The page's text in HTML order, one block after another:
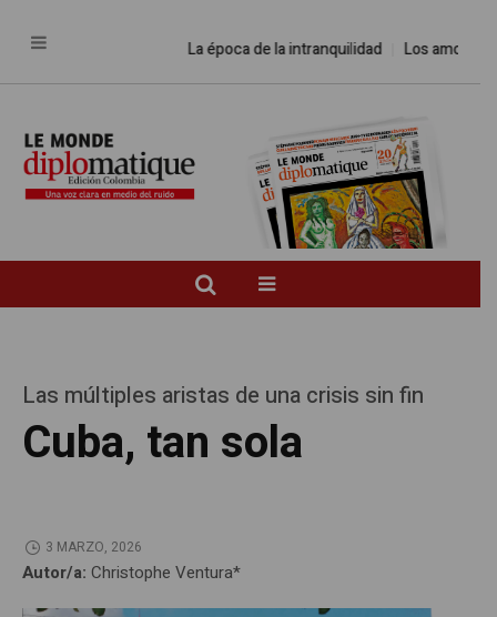
La época de la intranquilidad Los amos del
Las múltiples aristas de una crisis sin fin
Cuba, tan sola
3 MARZO, 2026
Autor/a: Christophe Ventura*